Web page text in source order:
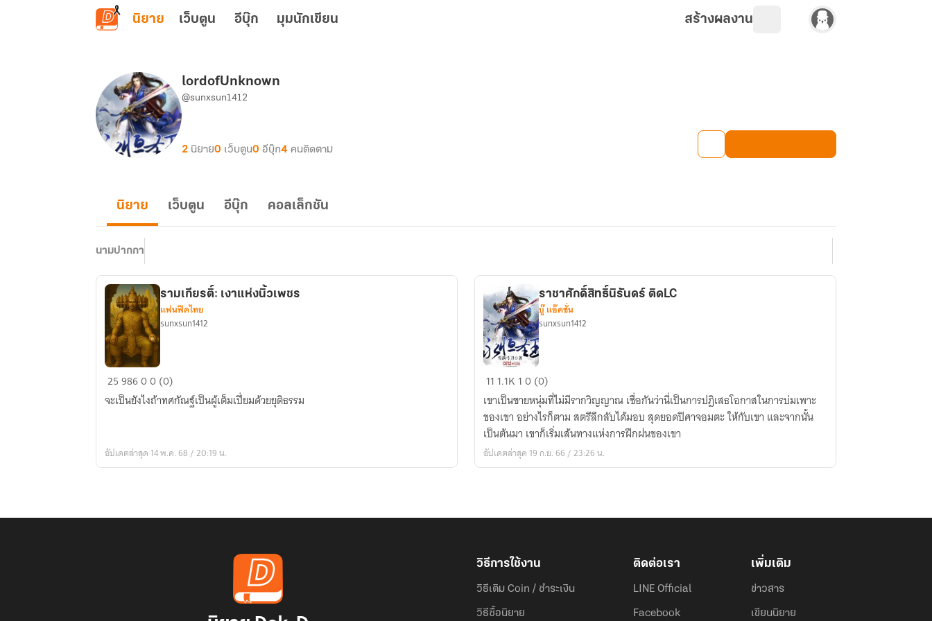
ข้ามไปยังเนื้อหาหลัก
นิยาย เว็บตูน อีบุ๊ก มุมนักเขียน สร้างผลงาน
lordofUnknown
@sunxsun1412
2 นิยาย0 เว็บตูน0 อีบุ๊ก4 คนติดตาม
นิยาย เว็บตูน อีบุ๊ก คอลเล็กชัน
นามปากกา
รามเกียรติ์:
เงา
แห่ง
รามเกียรติ์: เงาแห่งนิ้วเพชร
แฟนฟิคไทย
sunxsun1412
2598600 (0)
จะเป็นยังไงถ้าทศกัณฐ์เป็นผู้เต็มเปี่ยมด้วยยุติธรรม
อัปเดตล่าสุด 14 พ.ค. 68 / 20:19 น.
ราชา
ศักดิ์สิทธิ์
นิ
รัน
ดร์
ติดLC
ราชาศักดิ์สิทธิ์นิรันดร์ ติดLC
บู๊ แอ๊คชั่น
sunxsun1412
11 1.1K 10 (0)
เขาเป็นชายหนุ่มที่ไม่มีรากวิญญาณ เชื่อกันว่านี่เป็นการปฏิเสธโอกาสในการบ่มเพาะ
ของเขา อย่างไรก็ตาม สตรีลึกลับได้มอบ สุดยอดปิศาจอมตะ ให้กับเขา และจากนั้น
เป็นต้นมา เขาก็เริ่มเส้นทางแห่งการฝึกฝนของเขา
อัปเดตล่าสุด 19 ก.ย. 66 / 23:26 น.
วิธีการใช้งาน
วิธีเติม Coin / ชำระเงิน
วิธีซื้อนิยาย
ติดต่อเรา
LINE Official
Facebook
เพิ่มเติม
ข่าวสาร
เขียนนิยาย